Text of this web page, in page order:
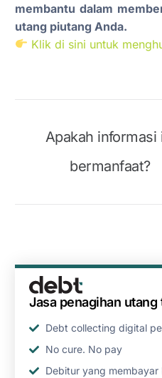
membantu dalam
utang piutang Anda.
Klik di sini untuk
Apakah informasi
bermanfaat?
Jasa penagihan
Debt collecting digital
No cure. No pay
Debitur yang